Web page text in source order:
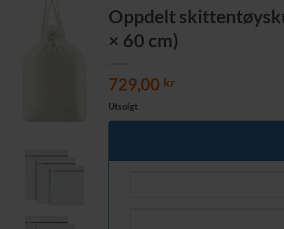
Oppdelt
× 60 cm)
729,00 kr
Utsolgt